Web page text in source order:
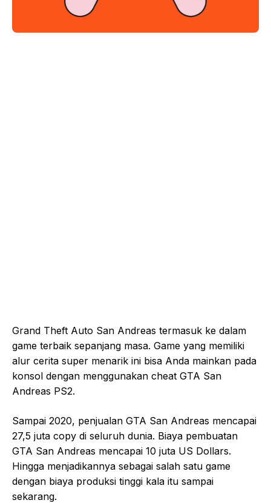
Grand Theft Auto San Andreas termasuk ke dalam
game terbaik sepanjang masa. Game yang memiliki
alur cerita super menarik ini bisa Anda mainkan pada
konsol dengan menggunakan cheat GTA San
Andreas PS2.
Sampai 2020, penjualan GTA San Andreas mencapai
27,5 juta copy di seluruh dunia. Biaya pembuatan
GTA San Andreas mencapai 10 juta US Dollars.
Hingga menjadikannya sebagai salah satu game
dengan biaya produksi tinggi kala itu sampai
sekarang.